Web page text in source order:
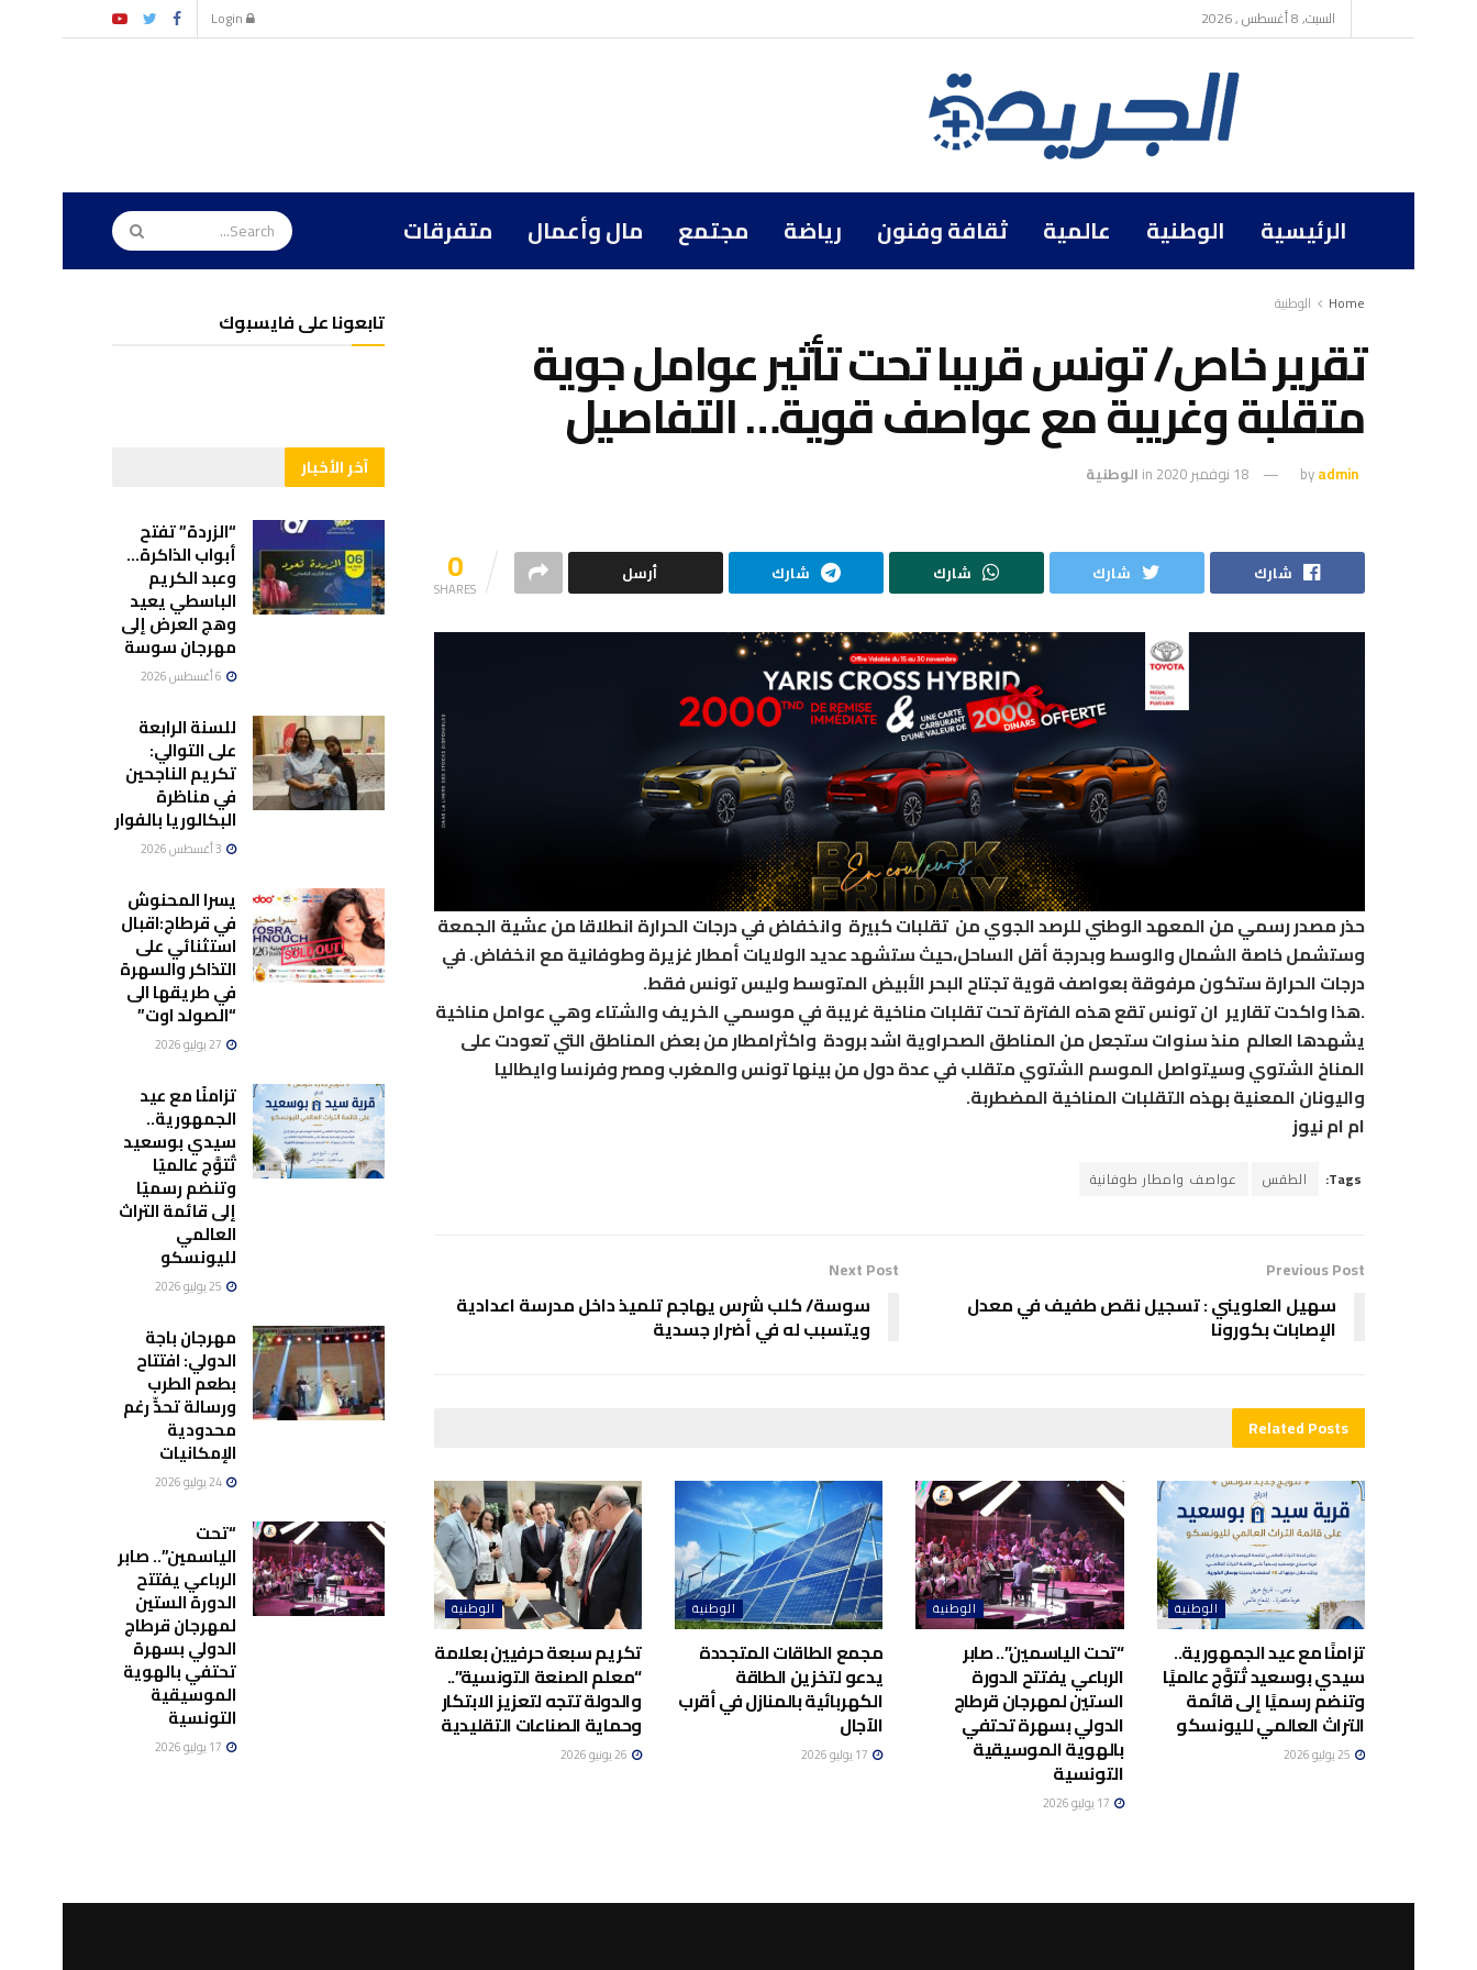
السبت, 8 أغسطس , 2026
الرئيسية الوطنية عالمية ثقافة وفنون رياضة مجتمع مال وأعمال متفرقات
Home الوطنية
تقرير خاص/ تونس قريبا تحت تأثير عوامل جوية
متقلبة وغريبة مع عواصف قوية… التفاصيل
byadmin 18 نوفمبر 2020 in الوطنية
0
SHARES
شارك شارك شارك شارك أرسل
حذر مصدر رسمي من المعهد الوطني للرصد الجوي من تقلبات كبيرة وانخفاض في درجات الحرارة انطلاقا من عشية الجمعة
وستشمل خاصة الشمال والوسط وبدرجة أقل الساحل،حيث ستشهد عديد الولايات أمطار غزيرة وطوفانية مع انخفاض. في
درجات الحرارة ستكون مرفوقة بعواصف قوية تجتاح البحر الأبيض المتوسط وليس تونس فقط.
.هذا واكدت تقارير ان تونس تقع هذه الفترة تحت تقلبات مناخية غريبة في موسمي الخريف والشتاء وهي عوامل مناخية
يشهدها العالم منذ سنوات ستجعل من المناطق الصحراوية اشد برودة واكثرامطار من بعض المناطق التي تعودت على
المناخ الشتوي وسيتواصل الموسم الشتوي متقلب في عدة دول من بينها تونس والمغرب ومصر وفرنسا وايطاليا
واليونان المعنية بهذه التقلبات المناخية المضطربة.
ام ام نيوز
Tags: الطقس عواصف وامطار طوفانية
Previous Post
سهيل العلويني : تسجيل نقص طفيف في معدل
الإصابات بكورونا
Next Post
سوسة/ كلب شرس يهاجم تلميذ داخل مدرسة اعدادية
ويتسبب له في أضرار جسدية
RelatedPosts
الوطنية
تزامنًا مع عيد الجمهورية..
سيدي بوسعيد تُتوَّج عالميًا
وتنضم رسميًا إلى قائمة
التراث العالمي لليونسكو
الوطنية
“تحت الياسمين”.. صابر
الرباعي يفتتح الدورة
الستين لمهرجان قرطاج
الدولي بسهرة تحتفي
بالهوية الموسيقية
التونسية
الوطنية
مجمع الطاقات المتجددة
يدعو لتخزين الطاقة
الكهربائية بالمنازل في أقرب
الآجال
الوطنية
تكريم سبعة حرفيين بعلامة
“معلم الصنعة التونسية”..
والدولة تتجه لتعزيز الابتكار
وحماية الصناعات التقليدية
تابعونا على فايسبوك
آخر الأخبار
“الزردة” تفتح
أبواب الذاكرة…
وعبد الكريم
الباسطي يعيد
وهج العرض إلى
مهرجان سوسة
للسنة الرابعة
على التوالي:
تكريم الناجحين
في مناظرة
البكالوريا بالفوار
يسرا المحنوش
في قرطاج:اقبال
استثنائي على
التذاكر والسهرة
في طريقها الى
“الصولد اوت”
تزامنًا مع عيد
الجمهورية..
سيدي بوسعيد
تُتوَّج عالميًا
وتنضم رسميًا
إلى قائمة التراث
العالمي
لليونسكو
مهرجان باجة
الدولي: افتتاح
بطعم الطرب
ورسالة تحدٍّ رغم
محدودية
الإمكانيات
24 يوليو 2026
“تحت
الياسمين”.. صابر
الرباعي يفتتح
الدورة الستين
لمهرجان قرطاج
الدولي بسهرة
تحتفي بالهوية
الموسيقية
التونسية